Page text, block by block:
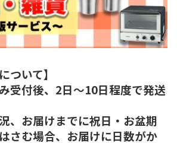
ついて】
受付後、2日～10日程度で発送
、お届けまでに祝日・お盆期
さむ場合、お届けに日数がか